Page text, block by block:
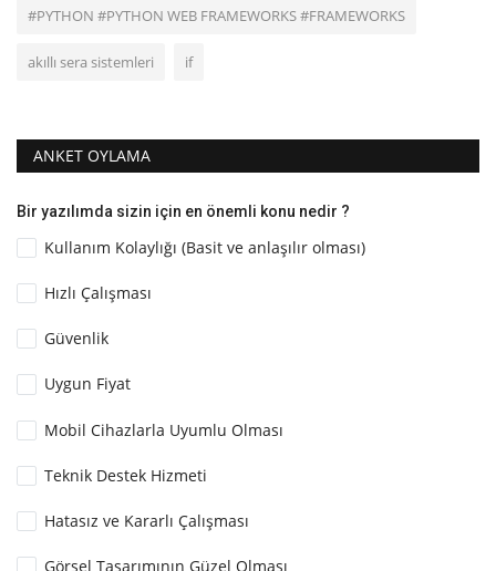
#PYTHON #PYTHON WEB FRAMEWORKS #FRAMEWORKS
akıllı sera sistemleri if
ANKET OYLAMA
Bir yazılımda sizin için en önemli konu nedir ?
Kullanım Kolaylığı (Basit ve anlaşılır olması)
Hızlı Çalışması
Güvenlik
Uygun Fiyat
Mobil Cihazlarla Uyumlu Olması
Teknik Destek Hizmeti
Hatasız ve Kararlı Çalışması
Görsel Tasarımının Güzel Olması